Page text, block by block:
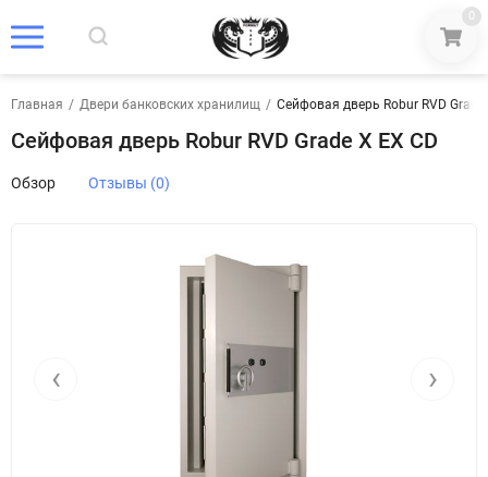
0
Главная / Двери банковских хранилищ / Сейфовая дверь Robur RVD Grade
Сейфовая дверь Robur RVD Grade X EX CD
Обзор Отзывы (0)
‹ ›